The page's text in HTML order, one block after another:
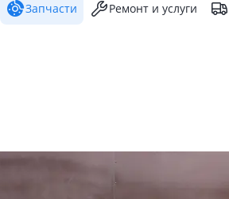
Запчасти Ремонт и услуги